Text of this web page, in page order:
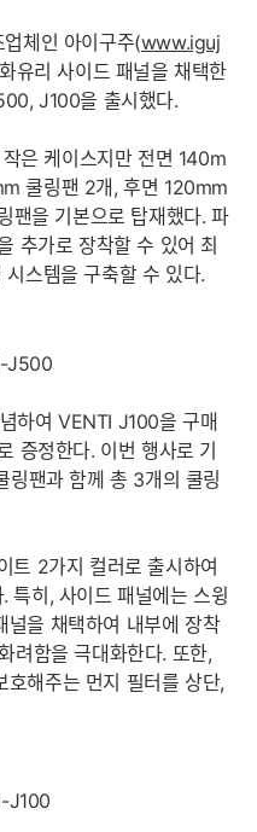
체인 아이구주(www.iguj
유리 사이드 패널을 채택한
J100을 출시했다.
은 케이스지만 전면 140m
쿨링팬 2개, 후면 120mm
팬을 기본으로 탑재했다. 파
추가로 장착할 수 있어 최
스템을 구축할 수 있다.
J500
하여 VENTI J100을 구매
증정한다. 이번 행사로 기
링팬과 함께 총 3개의 쿨링
2가지 컬러로 출시하여
특히, 사이드 패널에는 스윙
널을 채택하여 내부에 장착
려함을 극대화한다. 또한,
호해주는 먼지 필터를 상단,
J100